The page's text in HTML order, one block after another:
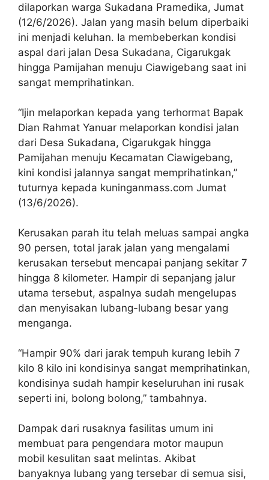
dilaporkan warga Sukadana Pramedika, Jumat
(12/6/2026). Jalan yang masih belum diperbaiki
ini menjadi keluhan. Ia membeberkan kondisi
aspal dari jalan Desa Sukadana, Cigarukgak
hingga Pamijahan menuju Ciawigebang saat ini
sangat memprihatinkan.
“Ijin melaporkan kepada yang terhormat Bapak
Dian Rahmat Yanuar melaporkan kondisi jalan
dari Desa Sukadana, Cigarukgak hingga
Pamijahan menuju Kecamatan Ciawigebang,
kini kondisi jalannya sangat memprihatinkan,”
tuturnya kepada kuninganmass.com Jumat
(13/6/2026).
Kerusakan parah itu telah meluas sampai angka
90 persen, total jarak jalan yang mengalami
kerusakan tersebut mencapai panjang sekitar 7
hingga 8 kilometer. Hampir di sepanjang jalur
utama tersebut, aspalnya sudah mengelupas
dan menyisakan lubang-lubang besar yang
menganga.
“Hampir 90% dari jarak tempuh kurang lebih 7
kilo 8 kilo ini kondisinya sangat memprihatinkan,
kondisinya sudah hampir keseluruhan ini rusak
seperti ini, bolong bolong,” tambahnya.
Dampak dari rusaknya fasilitas umum ini
membuat para pengendara motor maupun
mobil kesulitan saat melintas. Akibat
banyaknya lubang yang tersebar di semua sisi,